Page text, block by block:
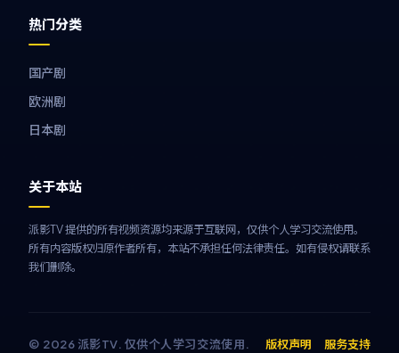
热门分类
国产剧
欧洲剧
日本剧
关于本站
派影TV 提供的所有视频资源均来源于互联网，仅供个人学习交流使用。
所有内容版权归原作者所有，本站不承担任何法律责任。如有侵权请联系
我们删除。
© 2026 派影TV. 仅供个人学习交流使用. 版权声明 服务支持